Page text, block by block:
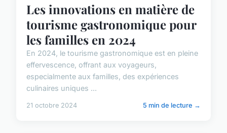
Les innovations en matière de
tourisme gastronomique pour
les familles en 2024
En 2024, le tourisme gastronomique est en pleine
effervescence, offrant aux voyageurs,
especialmente aux familles, des expériences
culinaires uniques ...
21 octobre 2024 5 min de lecture →